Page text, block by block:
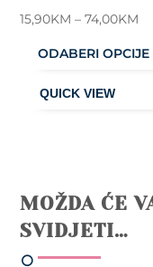
15,90KM – 74,00KM
ODABERI OPCIJE
product
The
options
MOŽDA ĆE
SVIDJETI…